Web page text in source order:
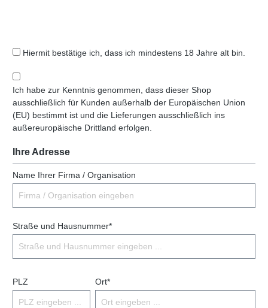
Hiermit bestätige ich, dass ich mindestens 18 Jahre alt bin.
Ich habe zur Kenntnis genommen, dass dieser Shop
ausschließlich für Kunden außerhalb der Europäischen Union
(EU) bestimmt ist und die Lieferungen ausschließlich ins
außereuropäische Drittland erfolgen.
Ihre Adresse
Name Ihrer Firma / Organisation
Straße und Hausnummer*
PLZ Ort*